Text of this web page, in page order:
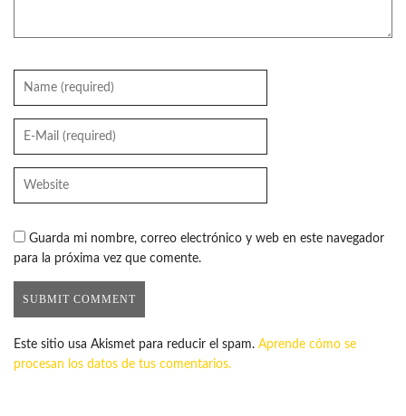
Guarda mi nombre, correo electrónico y web en este navegador
para la próxima vez que comente.
Este sitio usa Akismet para reducir el spam. Aprende cómo se
procesan los datos de tus comentarios.